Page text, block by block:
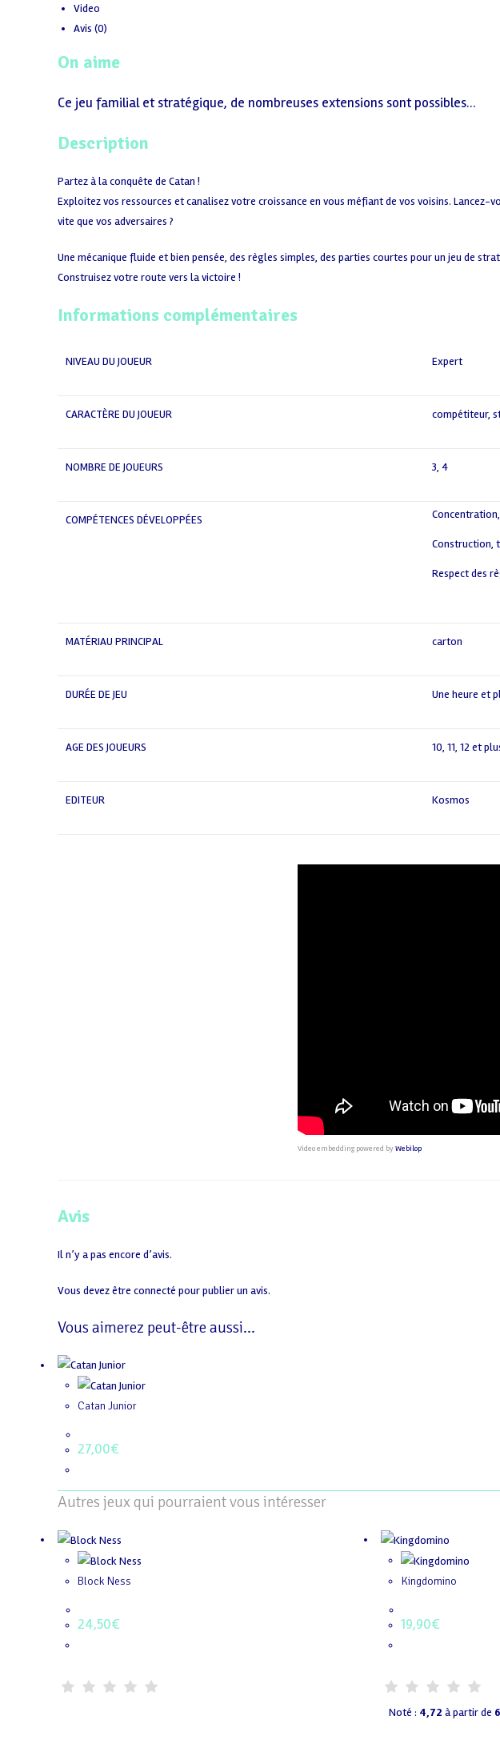
Video
Avis (0)
On aime
Ce jeu familial et stratégique, de nombreuses extensions sont possibles…
Description
Partez à la conquête de Catan !
Exploitez vos ressources et canalisez votre croissance en vous méfiant de vos voisins.
vite que vos adversaires ?
Une mécanique fluide et bien pensée, des règles simples, des parties courtes pour un jeu de
Construisez votre route vers la victoire !
Informations complémentaires
NIVEAU DU JOUEUR Expert
CARACTÈRE DU JOUEUR compétiteur,
NOMBRE DE JOUEURS 3, 4
COMPÉTENCES DÉVELOPPÉES
Construction,
Respect des
MATÉRIAU PRINCIPAL carton
DURÉE DE JEU Une heure et
AGE DES JOUEURS 10, 11, 12 et
EDITEUR Kosmos
Video embedding powered byWebilop
Avis
Il n’y a pas encore d’avis.
Vous devez être connecté pour publier un avis.
Vous aimerez peut-être aussi…
Catan Junior
27,00€
Autres jeux qui pourraient vous intéresser
Block Ness
24,50€
Kingdomino
19,90€
Noté : 4,72à partir de 6